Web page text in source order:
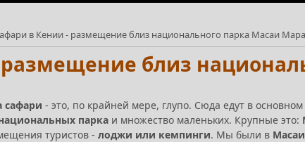
в Кении - размещение близ национального парка Масаи Мара
близ
сафари - это, по крайней мере, глупо. Сюда едут в
парка и множество маленьких. Крупные это:
туристов - лоджи или кемпинги. Мы были в